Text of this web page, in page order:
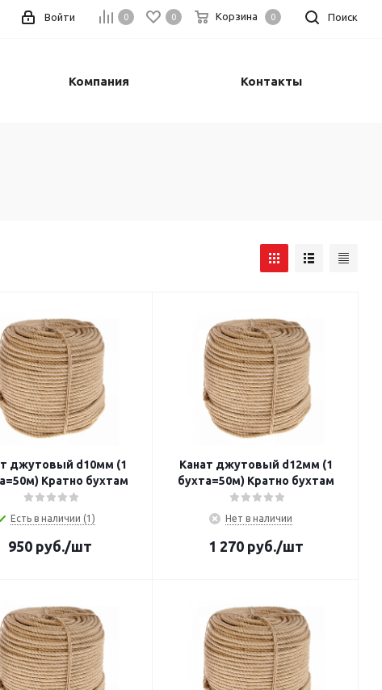
Поиск
0 0 Корзина 0
Войти
Компания Контакты
джутовый d10мм (1
Кратно бухтам
Есть в наличии (1)
950руб./шт
Канат джутовый d12мм (1
бухта=50м) Кратно бухтам
Нет в наличии
1 270руб./шт